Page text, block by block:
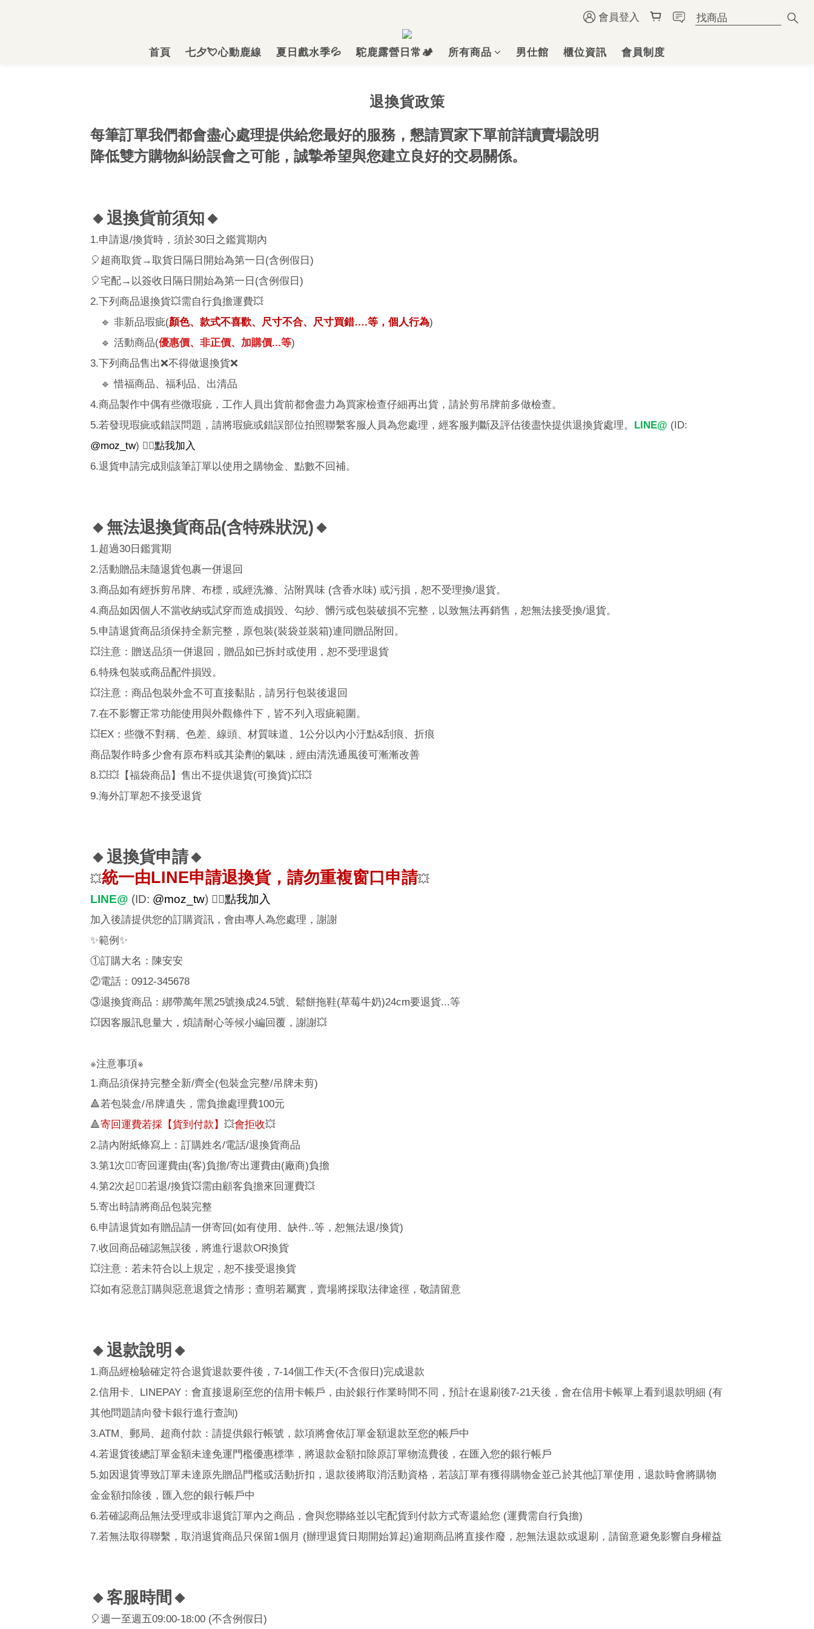
會員登入
首頁 七夕💘心動鹿線 夏日戲水季💦 駝鹿露營日常🏕️ 所有商品 男仕館 櫃位資訊 會員制度
退換貨政策
每筆訂單我們都會盡心處理提供給您最好的服務，懇請買家下單前詳讀賣場說明
降低雙方購物糾紛誤會之可能，誠摯希望與您建立良好的交易關係。
🔸 退換貨前須知 🔸
1.申請退/換貨時，須於30日之鑑賞期內
🎈 超商取貨→取貨日隔日開始為第一日 (含例假日 )
🎈宅配→以簽收日隔日開始為第一日 (含例假日 )
2.下列商品退換貨💥需自行負擔運費💥
🔹 非新品瑕疵(顏色、款式不喜歡、尺寸不合、尺寸買錯….等，個人行為)
🔹 活動商品(優惠價、非正價、加購價...等)
3.下列商品售出❌不得做退換貨❌
🔹 惜福商品、福利品、出清品
4.商品製作中偶有些微瑕疵，工作人員出貨前都會盡力為買家檢查仔細再出貨，請於剪吊牌前多做檢查。
5.若發現瑕疵或錯誤問題，請將瑕疵或錯誤部位拍照聯繫客服人員為您處理，經客服判斷及評估後盡快提供退換貨處理。 LINE@ (ID:
@moz_tw) 👉🏼點我加入
6.退貨申請完成則該筆訂單以使用之購物金、點數不回補。
🔸 無法退換貨商品(含特殊狀況) 🔸
1.超過30日鑑賞期
2.活動贈品未隨退貨包裹一併退回
3.商品如有經拆剪吊牌、布標，或經洗滌、沾附異味 (含香水味) 或污損，恕不受理換/退貨。
4.商品如因個人不當收納或試穿而造成損毀、勾紗、髒污或包裝破損不完整，以致無法再銷售，恕無法接受換/退貨。
5.申請退貨商品須保持全新完整，原包裝(裝袋並裝箱)連同贈品附回。
💥注意：贈送品須一併退回，贈品如已拆封或使用，恕不受理退貨
6.特殊包裝或商品配件損毀。
💥注意： 商品包裝外盒不可直接黏貼，請另行包裝後退回
7.在不影響正常功能使用與外觀條件下，皆不列入瑕疵範圍。
💥EX ：些微不對稱、色差、線頭、材質味道、 1公分以內小汙點&刮痕、折痕
商品製作時多少會有原布料或其染劑的氣味，經由清洗通風後可漸漸改善
8.💥💥【福袋商品】售出不提供退貨(可換貨)💥💥
9.海外訂單恕不接受退貨
🔸 退換貨申請🔸
💥統一由LINE申請退換貨，請勿重複窗口申請💥
LINE@ (ID: @moz_tw) 👉🏼點我加入
加入後請提供您的訂購資訊，會由專人為您處理，謝謝
✨範例✨
①訂購大名：陳安安
②電話：0912-345678
③退換貨商品：綁帶萬年黑25號換成24.5號、鬆餅拖鞋(草莓牛奶)24cm要退貨...等
💥因客服訊息量大，煩請耐心等候小編回覆，謝謝💥
※注意事項※
1.商品須保持完整全新/齊全(包裝盒完整/吊牌未剪)
🔺若包裝盒/吊牌遺失，需負擔處理費100元
🔺寄回運費若採【貨到付款】 💥會拒收💥
2.請內附紙條寫上：訂購姓名/電話/退換貨商品
3.第1次👉🏼寄回運費由(客)負擔/寄出運費由(廠商)負擔
4.第2次起👉🏼若退/換貨💥需由顧客負擔來回運費💥
5.寄出時請將商品包裝完整
6.申請退貨如有贈品請一併寄回 (如有使用、缺件..等，恕無法退/換貨)
7.收回商品確認無誤後，將進行退款OR換貨
💥注意： 若未符合以上規定，恕不接受退換貨
💥如有惡意訂購與惡意退貨之情形；查明若屬實，賣場將採取法律途徑，敬請留意
🔸 退款說明 🔸
1.商品經檢驗確定符合退貨退款要件後， 7-14個工作天(不含假日 )完成退款
2.信用卡、 LINEPAY ：會直接退刷至您的信用卡帳戶，由於銀行作業時間不同，預計在退刷後7-21天後，會在信用卡帳單上看到退款明細 (有
其他問題請向發卡銀行進行查詢)
3.ATM、郵局、超商付款：請提供銀行帳號，款項將會依訂單金額退款至您的帳戶中
4.若退貨後總訂單金額未達免運門檻優惠標準，將退款金額扣除原訂單物流費後，在匯入您的銀行帳戶
5.如因退貨導致訂單未達原先贈品門檻或活動折扣，退款後將取消活動資格，若該訂單有獲得購物金並己於其他訂單使用，退款時會將購物
金金額扣除後，匯入您的銀行帳戶中
6.若確認商品無法受理或非退貨訂單內之商品，會與您聯絡並以宅配貨到付款方式寄還給您 (運費需自行負擔)
7.若無法取得聯繫，取消退貨商品只保留1個月 (辦理退貨日期開始算起)逾期商品將直接作廢，恕無法退款或退刷，請留意避免影響自身權益
🔸 客服時間 🔸
🎈週一至週五09:00-18:00 (不含例假日 )